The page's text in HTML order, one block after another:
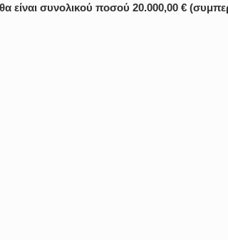
είναι συνολικού ποσού 20.000,00 €